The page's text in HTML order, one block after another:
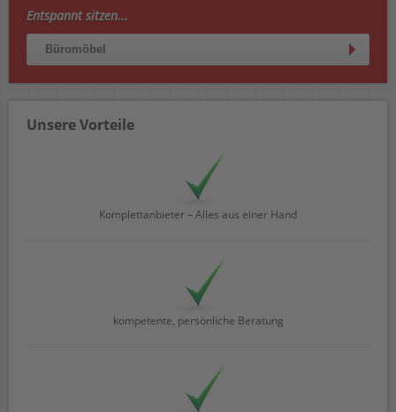
Entspannt sitzen...
Büromöbel
Unsere Vorteile
Komplettanbieter – Alles aus einer Hand
kompetente, persönliche Beratung